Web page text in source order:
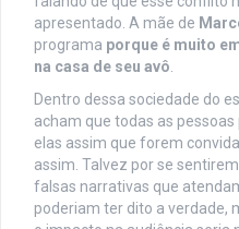
apresentado. A mãe de
programa porque é muito
na casa de seu avô
Dentro dessa sociedade do
acham que todas as
elas assim que forem
assim. Talvez por se
falsas narrativas que
poderiam ter dito a verdade,